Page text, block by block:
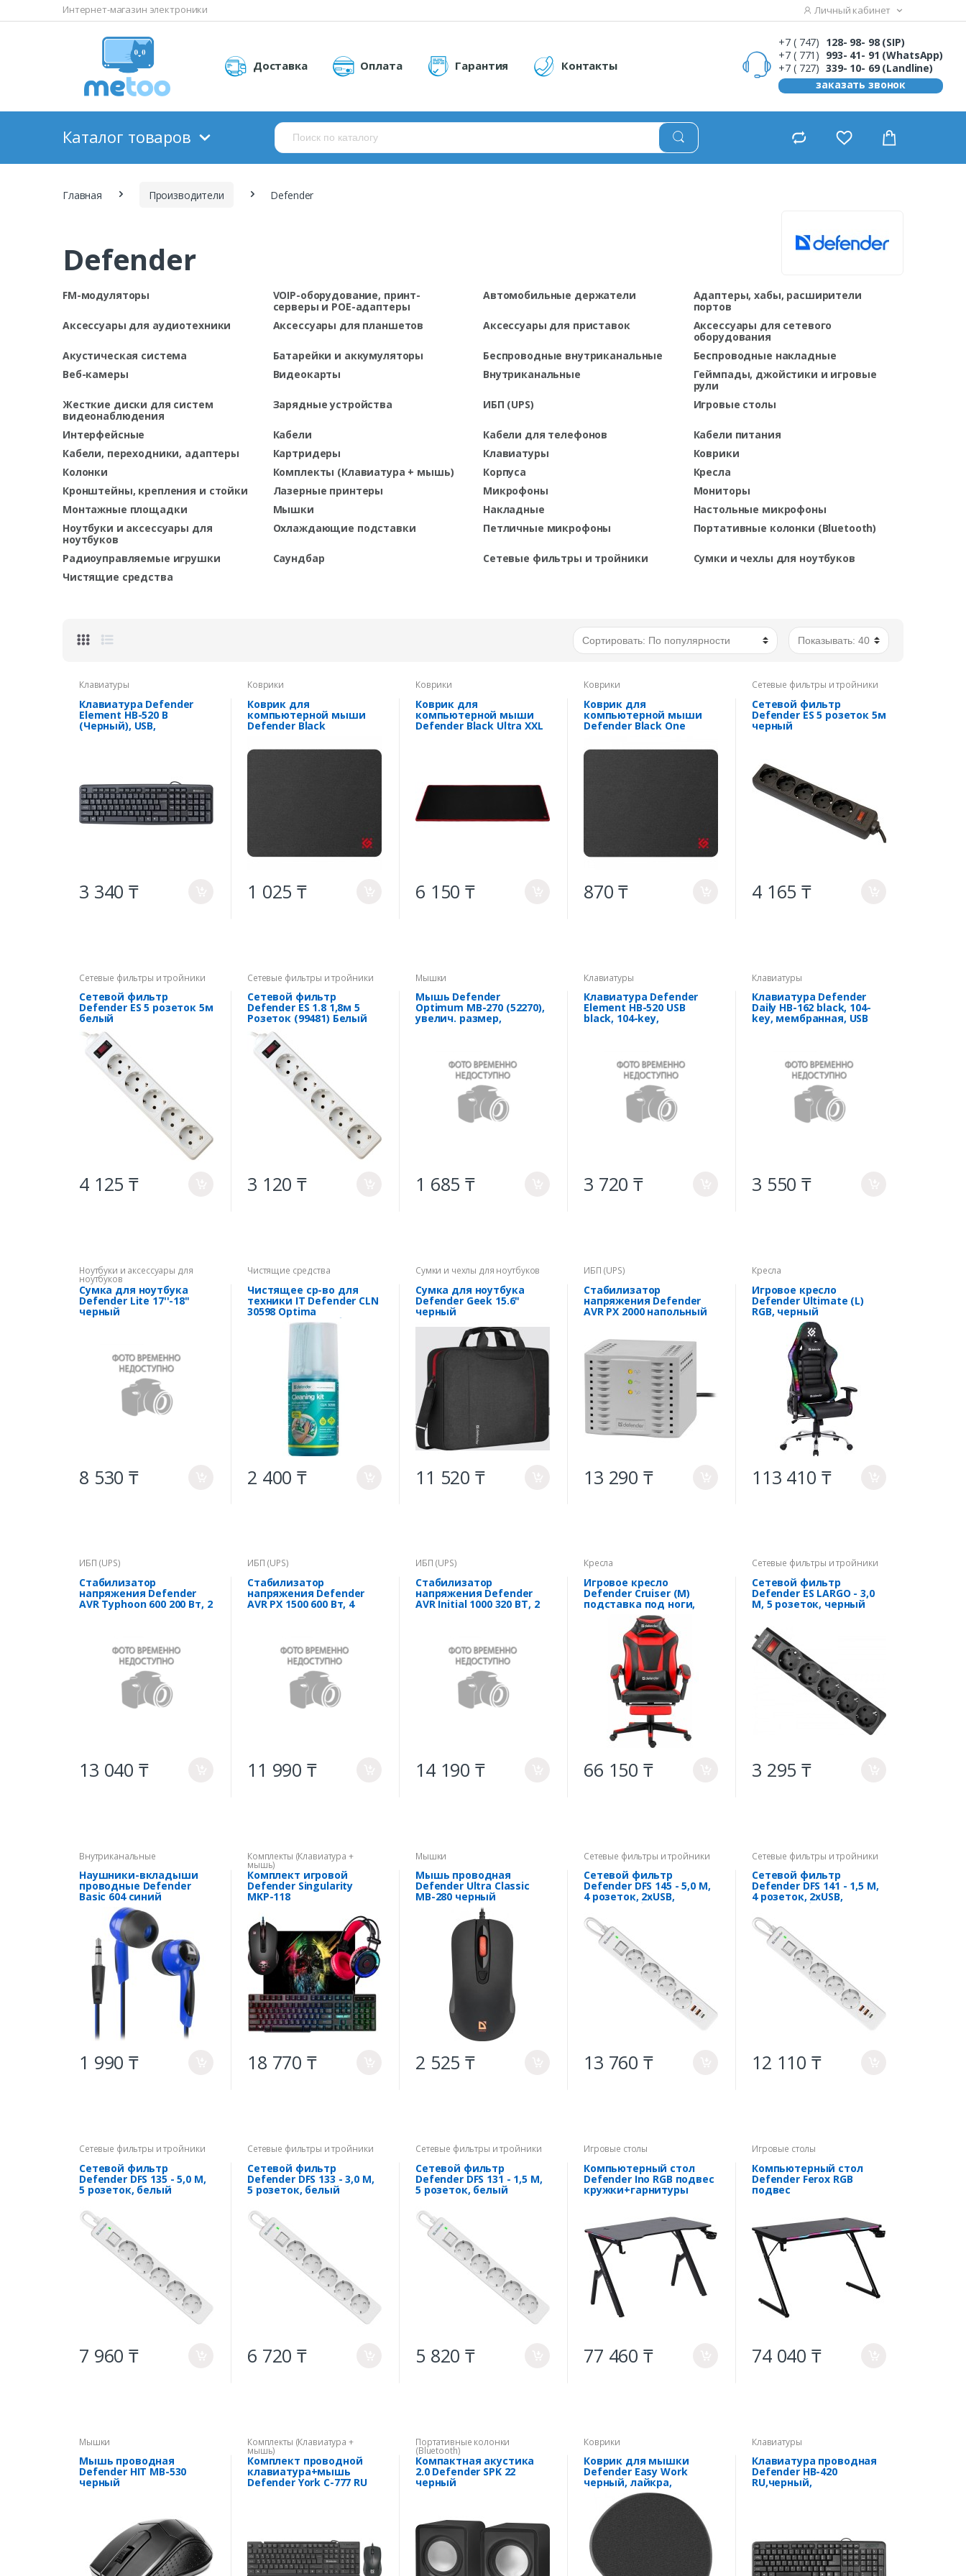
Интернет-магазин электроники Личный кабинет
Доставка Оплата Гарантия Контакты
+7 ( 747) 128- 98- 98 (SIP)
+7 ( 771) 993- 41- 91 (WhatsApp)
+7 ( 727) 339- 10- 69 (Landline)
заказать звонок
Каталог товаров
Главная Производители Defender
Defender
FM-модуляторы
VOIP-оборудование, принт-
серверы и POE-адаптеры
Автомобильные держатели
Адаптеры, хабы, расширители
портов
Аксессуары для аудиотехники
Аксессуары для планшетов Аксессуары для приставок
Аксессуары для сетевого
оборудования
Акустическая система
Батарейки и аккумуляторы Беспроводные внутриканальные
Беспроводные накладные
Веб-камеры
Видеокарты Внутриканальные
Геймпады, джойстики и игровые
рули
Жесткие диски для систем
видеонаблюдения
Зарядные устройства ИБП (UPS) Игровые столы
Интерфейсные Кабели Кабели для телефонов
Кабели питания
Кабели, переходники, адаптеры
Картридеры Клавиатуры
Коврики
Колонки
Комплекты (Клавиатура + мышь) Корпуса
Кресла
Кронштейны, крепления и стойки
Лазерные принтеры Микрофоны
Мониторы
Монтажные площадки
Мышки Накладные
Настольные микрофоны
Ноутбуки и аксессуары для
ноутбуков
Охлаждающие подставки Петличные микрофоны Портативные колонки (Bluetooth)
Радиоуправляемые игрушки Саундбар Сетевые фильтры и тройники
Сумки и чехлы для ноутбуков
Чистящие средства
h i
Клавиатуры
Клавиатура Defender
Element HB-520 B
(Черный), USB,
ENG/RUS/KAZ,стандарт
3 340 ₸
Коврики
Коврик для
компьютерной мыши
Defender Black
1 025 ₸
Коврики
Коврик для
компьютерной мыши
Defender Black Ultra XXL
6 150 ₸
Коврики
Коврик для
компьютерной мыши
Defender Black One
870 ₸
Сетевые фильтры и тройники
Сетевой фильтр
Defender ES 5 розеток 5м
черный
4 165 ₸
Сетевые фильтры и тройники
Сетевой фильтр
Defender ES 5 розеток 5м
белый
4 125 ₸
Сетевые фильтры и тройники
Сетевой фильтр
Defender ES 1.8 1,8м 5
Розеток (99481) Белый
3 120 ₸
Мышки
Мышь Defender
Optimum MB-270 (52270),
увелич. размер,
1 685 ₸
Клавиатуры
Клавиатура Defender
Element HB-520 USB
black, 104-key,
мембранная, USB 1.5м
3 720 ₸
Клавиатуры
Клавиатура Defender
Daily HB-162 black, 104-
key, мембранная, USB
3 550 ₸
Ноутбуки и аксессуары для
ноутбуков
Сумка для ноутбука
Defender Lite 17''-18"
черный
8 530 ₸
Чистящие средства
Чистящее ср-во для
техники IT Defender CLN
30598 Optima
200мл+микрофибра
2 400 ₸
Сумки и чехлы для ноутбуков
Сумка для ноутбука
Defender Geek 15.6"
черный
11 520 ₸
ИБП (UPS)
Стабилизатор
напряжения Defender
AVR PX 2000 напольный
13 290 ₸
Кресла
Игровое кресло
Defender Ultimate (L)
RGB, черный
113 410 ₸
ИБП (UPS)
Стабилизатор
напряжения Defender
AVR Typhoon 600 200 Вт, 2
розетки
13 040 ₸
ИБП (UPS)
Стабилизатор
напряжения Defender
AVR PX 1500 600 Вт, 4
11 990 ₸
ИБП (UPS)
Стабилизатор
напряжения Defender
AVR Initial 1000 320 ВТ, 2
14 190 ₸
Кресла
Игровое кресло
Defender Cruiser (M)
подставка под ноги,
красный
66 150 ₸
Сетевые фильтры и тройники
Сетевой фильтр
Defender ES LARGO - 3,0
М, 5 розеток, черный
3 295 ₸
Внутриканальные
Наушники-вкладыши
проводные Defender
Basic 604 синий
1 990 ₸
Комплекты (Клавиатура +
мышь)
Комплект игровой
Defender Singularity
MKP-118
итура+ков. черный
18 770 ₸
Мышки
Мышь проводная
Defender Ultra Classic
MB-280 черный
2 525 ₸
Сетевые фильтры и тройники
Сетевой фильтр
Defender DFS 145 - 5,0 М,
4 розеток, 2xUSB,
1xType-C, белый
13 760 ₸
Сетевые фильтры и тройники
Сетевой фильтр
Defender DFS 141 - 1,5 М,
4 розеток, 2xUSB,
1xType-C, белый
12 110 ₸
Сетевые фильтры и тройники
Сетевой фильтр
Defender DFS 135 - 5,0 М,
5 розеток, белый
7 960 ₸
Сетевые фильтры и тройники
Сетевой фильтр
Defender DFS 133 - 3,0 М,
5 розеток, белый
6 720 ₸
Сетевые фильтры и тройники
Сетевой фильтр
Defender DFS 131 - 1,5 М,
5 розеток, белый
5 820 ₸
Игровые столы
Компьютерный стол
Defender Ino RGB подвес
кружки+гарнитуры
77 460 ₸
Игровые столы
Компьютерный стол
Defender Ferox RGB
подвес
кружки+гарнитуры
74 040 ₸
Мышки
Мышь проводная
Defender HIT MB-530
черный
Комплекты (Клавиатура +
мышь)
Комплект проводной
клавиатура+мышь
Defender York C-777 RU
Портативные колонки
(Bluetooth)
Компактная акустика
2.0 Defender SPK 22
черный
Коврики
Коврик для мышки
Defender Easy Work
черный, лайкра,
260х225х5 мм
Клавиатуры
Клавиатура проводная
Defender HB-420
RU,черный,